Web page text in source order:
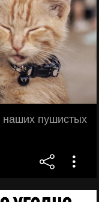
наших пушистых